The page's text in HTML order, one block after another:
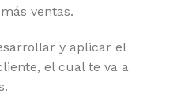
ventas.
y aplicar el
el cual te va a